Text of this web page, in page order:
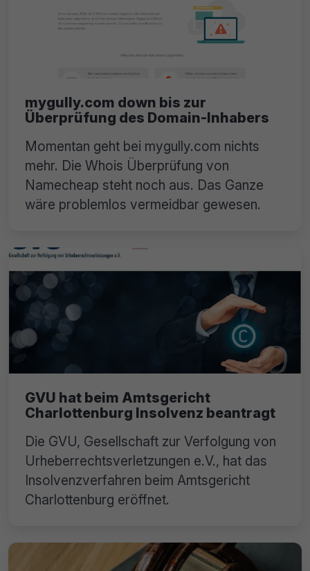
mygully.com down bis zur
Überprüfung des Domain-Inhabers
Momentan geht bei mygully.com nichts
mehr. Die Whois Überprüfung von
Namecheap steht noch aus. Das Ganze
wäre problemlos vermeidbar gewesen.
GVU hat beim Amtsgericht
Charlottenburg Insolvenz beantragt
Die GVU, Gesellschaft zur Verfolgung von
Urheberrechtsverletzungen e.V., hat das
Insolvenzverfahren beim Amtsgericht
Charlottenburg eröffnet.